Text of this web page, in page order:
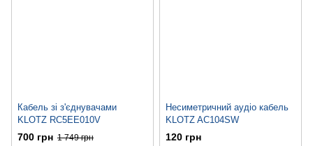
Кабель зі з'єднувачами
KLOTZ RC5EE010V
700 грн 1 749 грн
Несиметричний аудіо кабель
KLOTZ AC104SW
120 грн